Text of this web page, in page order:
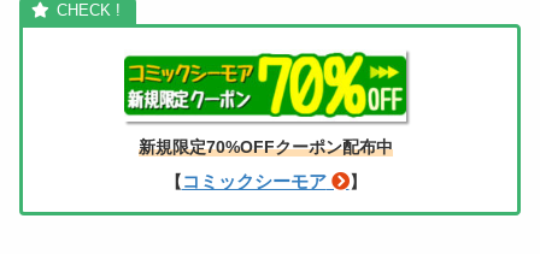
新規限定70%OFFクーポン配布中
【 コミックシーモア 】